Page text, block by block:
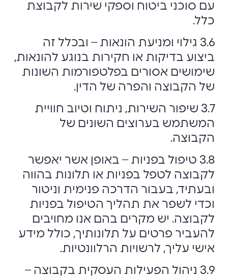
עם סוכני ביטוח וספקי שירות לקבוצת
כלל.
3.6 גילוי ומניעת הונאות – ובכלל זה
ביצוע בדיקות או חקירות בנוגע להונאות,
שימושים אסורים בפלטפורמות השונות
של הקבוצה והפרה של הדין.
3.7 שיפור השירות, ניתוח וטיוב חוויית
המשתמש בערוצים השונים של
הקבוצה.
3.8 טיפול בפניות – באופן אשר יאפשר
לקבוצה לטפל בפניות או תלונות בהווה
ובעתיד, בעבור הדרכה פנימית וניטור
וכדי לשפר את תהליך הטיפול בפניות
לקבוצה. יש מקרים בהם אנו מחויבים
להעביר פרטים על תלונותיך, כולל מידע
אישי עליך, לרשויות הרלוונטיות.
3.9 ניהול הפעילות העסקית בקבוצה –